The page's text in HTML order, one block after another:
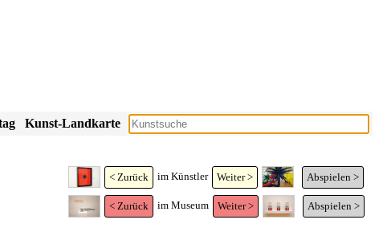
Kunst-Landkarte
< Zurück im Künstler Weiter > Abspielen >
< Zurück im Museum Weiter > Abspielen >